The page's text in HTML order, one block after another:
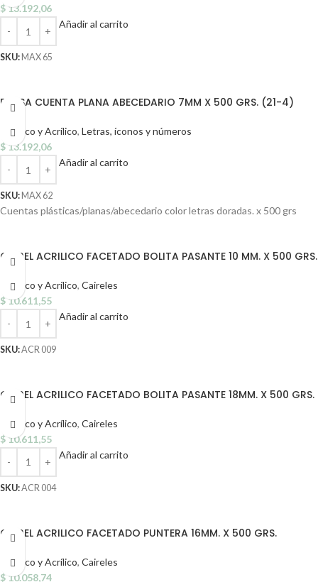
$ 13.192,06
Añadir al carrito
SKU: MAX 65
BOLSA CUENTA PLANA ABECEDARIO 7MM X 500 GRS. (21-4)
Plástico y Acrílico, Letras, íconos y números
$ 13.192,06
Añadir al carrito
SKU: MAX 62
Cuentas plásticas/planas/abecedario color letras doradas. x 500 grs
CAIREL ACRILICO FACETADO BOLITA PASANTE 10 MM. X 500 GRS.
Plástico y Acrílico, Caireles
$ 10.611,55
Añadir al carrito
SKU:ACR 009
CAIREL ACRILICO FACETADO BOLITA PASANTE 18MM. X 500 GRS.
Plástico y Acrílico, Caireles
$ 10.611,55
Añadir al carrito
SKU:ACR 004
CAIREL ACRILICO FACETADO PUNTERA 16MM. X 500 GRS.
Plástico y Acrílico, Caireles
$ 10.058,74